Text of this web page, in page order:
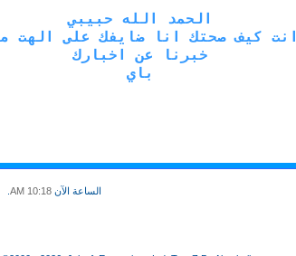
الحمد الله حبيبي
انت كيف صحتك انا ضايفك على الهت
خبرنا عن اخبارك
باي
الساعة الآن 10:18 AM